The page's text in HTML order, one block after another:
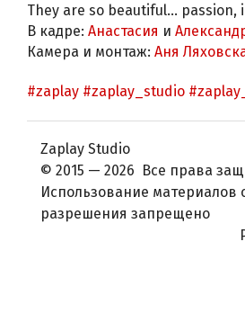
They are so beautiful... passion,
В кадре: Анастасия и
Камера и монтаж: Аня
#zaplay #zaplay_studio
Zaplay Studio
© 2015 — 2026 Все права
Использование материалов
разрешения запрещено